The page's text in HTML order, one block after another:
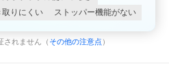
りにくい ストッパー機能がない
されません（ その他の注意点 ）